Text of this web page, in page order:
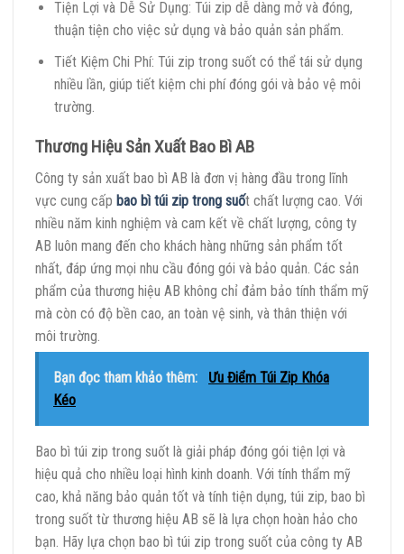
Tiện Lợi và Dễ Sử Dụng: Túi zip dễ dàng mở và đóng,
thuận tiện cho việc sử dụng và bảo quản sản phẩm.
Tiết Kiệm Chi Phí: Túi zip trong suốt có thể tái sử dụng
nhiều lần, giúp tiết kiệm chi phí đóng gói và bảo vệ môi
trường.
Thương Hiệu Sản Xuất Bao Bì AB
Công ty sản xuất bao bì AB là đơn vị hàng đầu trong lĩnh
vực cung cấp bao bì túi zip trong suốt chất lượng cao. Với
nhiều năm kinh nghiệm và cam kết về chất lượng, công ty
AB luôn mang đến cho khách hàng những sản phẩm tốt
nhất, đáp ứng mọi nhu cầu đóng gói và bảo quản. Các sản
phẩm của thương hiệu AB không chỉ đảm bảo tính thẩm mỹ
mà còn có độ bền cao, an toàn vệ sinh, và thân thiện với
môi trường.
Bạn đọc tham khảo thêm:
Ưu Điểm Túi Zip Khóa
Kéo
Bao bì túi zip trong suốt là giải pháp đóng gói tiện lợi và
hiệu quả cho nhiều loại hình kinh doanh. Với tính thẩm mỹ
cao, khả năng bảo quản tốt và tính tiện dụng, túi zip, bao bì
trong suốt từ thương hiệu AB sẽ là lựa chọn hoàn hảo cho
bạn. Hãy lựa chọn bao bì túi zip trong suốt của công ty AB